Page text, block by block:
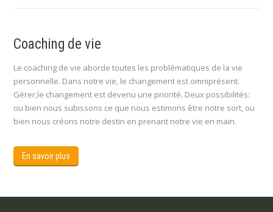
Coaching de vie
Le coaching de vie aborde toutes les problématiques de la vie
personnelle. Dans notre vie, le changement est omniprésent.
Gérer,le changement est devenu une priorité. Deux possibilités:
ou bien nous subissons ce que nous estimons être notre sort, ou
bien nous créons notre destin en prenant notre vie en main.
En savoir plus